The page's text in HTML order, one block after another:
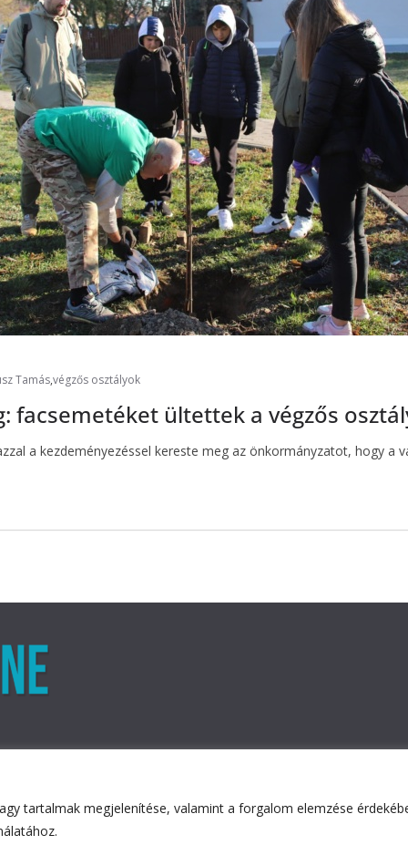
tartalmak megjelenítése, valamint a forgalom elemzése
Tamás,végzős osztályok
facsemetéket ültettek a végzős
a kezdeményezéssel kereste meg az önkormányzatot, hogy a
.